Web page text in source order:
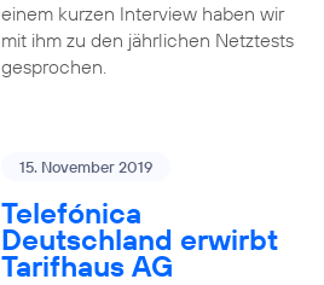
einem kurzen Interview haben wir
mit ihm zu den jährlichen Netztests
gesprochen.
15. November 2019
Telefónica
Deutschland erwirbt
Tarifhaus AG